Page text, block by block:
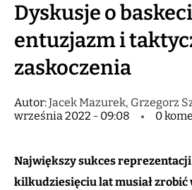
Dyskusje o
entuzjazm i
zaskoczenia
Autor:Jacek Mazurek, Grzegorz
września 2022 - 09:08
0
Największy sukces
kilkudziesięciu lat musiał zrobić